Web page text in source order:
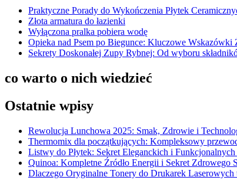
Praktyczne Porady do Wykończenia Płytek
Złota armatura do łazienki
Wyłączona pralka pobiera wodę
Opieka nad Psem po Biegunce: Kluczowe
Sekrety Doskonałej Zupy Rybnej: Od wyboru
co warto o nich wiedzieć
Ostatnie wpisy
Rewolucja Lunchowa 2025: Smak, Zdrowie i
Thermomix dla początkujących: Kompleksowy
Listwy do Płytek: Sekret Eleganckich i
Quinoa: Kompletne Źródło Energii i Sekret Zdrowego
Dlaczego Oryginalne Tonery do Drukarek